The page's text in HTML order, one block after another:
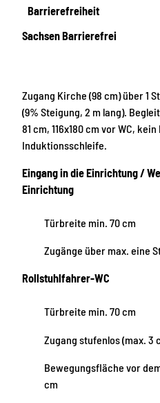
Barrierefreiheit
Sachsen Barrierefrei
Zugang Kirche (98 cm) über 1
(9% Steigung, 2 m lang).
81 cm, 116x180 cm vor WC,
Induktionsschleife.
Eingang in die Einrichtung /
Einrichtung
Türbreite min. 70 cm
Zugänge über max. eine
Rollstuhlfahrer-WC
Türbreite min. 70 cm
Zugang stufenlos (max. 3
Bewegungsfläche vor
cm